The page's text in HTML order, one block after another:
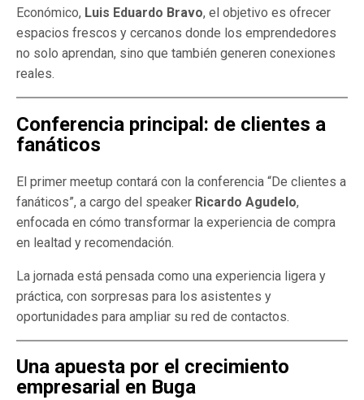
Económico, Luis Eduardo Bravo, el objetivo es ofrecer
espacios frescos y cercanos donde los emprendedores
no solo aprendan, sino que también generen conexiones
reales.
Conferencia principal: de clientes a
fanáticos
El primer meetup contará con la conferencia “De clientes a
fanáticos”, a cargo del speaker Ricardo Agudelo,
enfocada en cómo transformar la experiencia de compra
en lealtad y recomendación.
La jornada está pensada como una experiencia ligera y
práctica, con sorpresas para los asistentes y
oportunidades para ampliar su red de contactos.
Una apuesta por el crecimiento
empresarial en Buga